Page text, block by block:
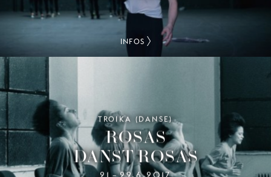
INFOS
TROIKA (DANSE)
ROSAS
DANST ROSAS
21 –29.6.2017